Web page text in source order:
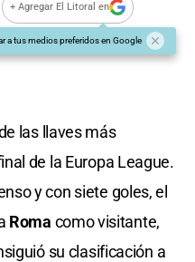
+ Agregar El Litoral en
a tus medios preferidos en Google
las llaves más
de la Europa League.
y con siete goles, el
Roma como visitante,
su clasificación a